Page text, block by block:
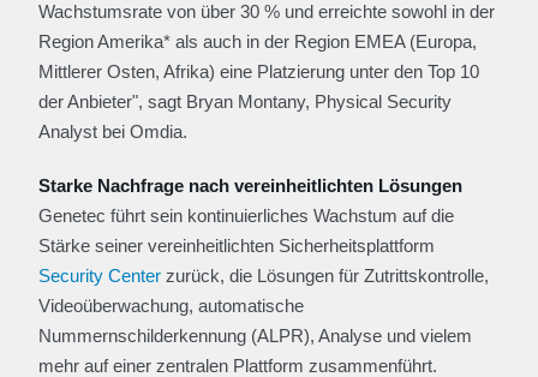
Wachstumsrate von über 30 % und erreichte sowohl in der
Region Amerika* als auch in der Region EMEA (Europa,
Mittlerer Osten, Afrika) eine Platzierung unter den Top 10
der Anbieter", sagt Bryan Montany, Physical Security
Analyst bei Omdia.
Starke Nachfrage nach vereinheitlichten Lösungen
Genetec führt sein kontinuierliches Wachstum auf die
Stärke seiner vereinheitlichten Sicherheitsplattform
Security Center zurück, die Lösungen für Zutrittskontrolle,
Videoüberwachung, automatische
Nummernschilderkennung (ALPR), Analyse und vielem
mehr auf einer zentralen Plattform zusammenführt.